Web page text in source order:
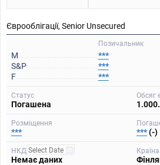
Єврооблігації, Senior Unsecured
Позичальник
M
***
S&P
***
F
***
Статус
Погашена
Обсяг
Розміщення
*** ***(-)
НКД
Немає даних